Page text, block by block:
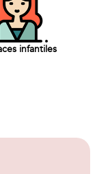
infantiles